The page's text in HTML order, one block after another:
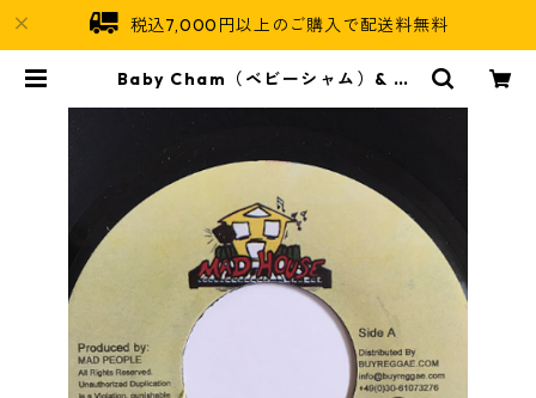
税込7,000円以上のご購入で配送料無料
Baby Cham（ベビーシャム）& Bo
oul